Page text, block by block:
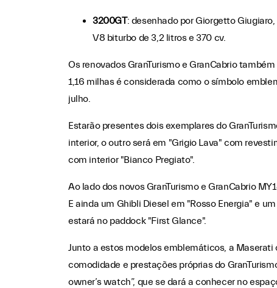
3200GT: desenhado por Giorgetto
V8 biturbo de 3,2 litros e 370 cv.
Os renovados GranTurismo e GranCabrio
1,16 milhas é considerada como o símbolo
julho.
Estarão presentes dois exemplares do
interior, o outro será em "Grigio Lava" com
com interior "Bianco Pregiato".
Ao lado dos novos GranTurismo e GranCabrio
E ainda um Ghibli Diesel em "Rosso Energia" e
estará no paddock "First Glance".
Junto a estos modelos emblemáticos, a
comodidade e prestações próprias do
owner’s watch”, que se dará a conhecer no